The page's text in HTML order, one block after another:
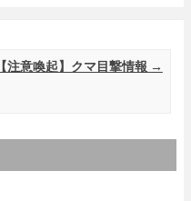
【注意喚起】クマ目撃情報 →